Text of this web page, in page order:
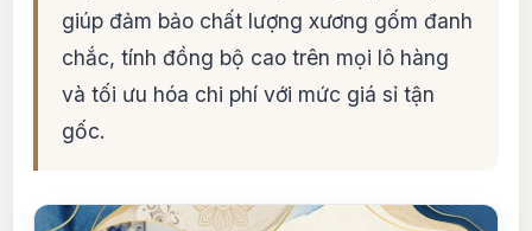
giúp đảm bảo chất lượng xương gốm đanh
chắc, tính đồng bộ cao trên mọi lô hàng
và tối ưu hóa chi phí với mức giá sỉ tận
gốc.